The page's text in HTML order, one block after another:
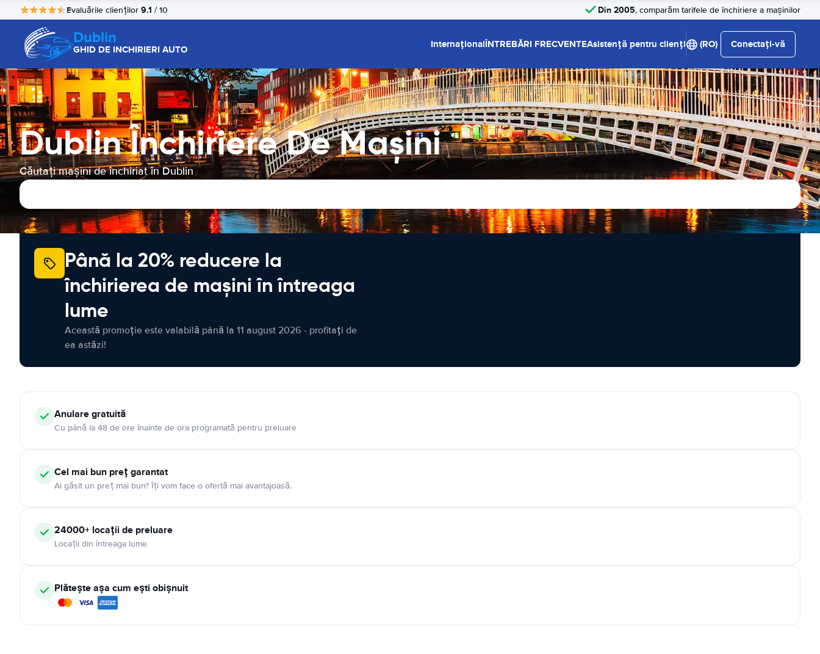
Evaluările clienților 9.1 / 10 Din 2005, comparăm tarifele de închiriere a mașinilor
Dublin
GHID DE INCHIRIERI AUTO InternaționalÎNTREBĂRI FRECVENTEAsistență pentru clienți (RO) Conectați-vă
Dublin Închiriere De Maşini
Căutați mașini de închiriat în Dublin
Până la 20% reducere la
închirierea de mașini în întreaga
lume
Această promoție este valabilă până la 11 august 2026 - profitați de
ea astăzi!
Anulare gratuită
Cu până la 48 de ore înainte de ora programată pentru preluare
Cel mai bun preț garantat
Ai găsit un preț mai bun? Îți vom face o ofertă mai avantajoasă.
24000+ locații de preluare
Locații din întreaga lume
Plătește așa cum ești obișnuit